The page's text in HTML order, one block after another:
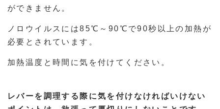
ができません。
ノロウイルスには85℃～90℃で90秒以上の加熱が
必要とされています。
加熱温度と時間に気を付けてください。
レバーを調理する際に気を付けなければいけない